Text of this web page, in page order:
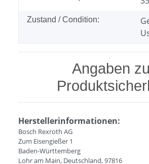
Zustand / Condition:
Angaben
Herstellerinformationen:
Bosch Rexroth AG
Zum Eisengießer 1
Baden-Württemberg
Lohr am Main, Deutschland, 97816